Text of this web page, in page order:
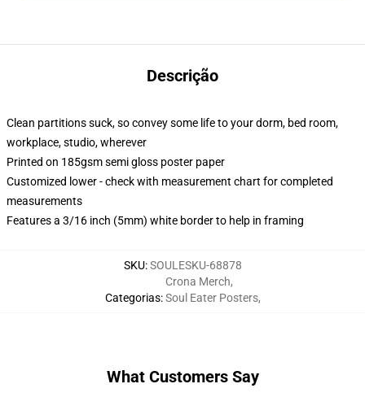
Descrição
Clean partitions suck, so convey some life to your dorm, bed room,
workplace, studio, wherever
Printed on 185gsm semi gloss poster paper
Customized lower - check with measurement chart for completed
measurements
Features a 3/16 inch (5mm) white border to help in framing
SKU:SOULESKU-68878
Categorias:
Crona Merch,
Soul Eater Posters,
What Customers Say